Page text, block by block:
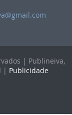
| Publineiva,
| Publicidade